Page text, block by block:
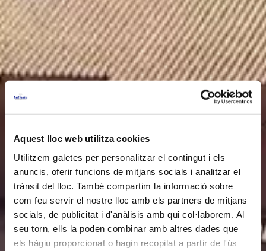
Aquest lloc web utilitza cookies
Utilitzem galetes per personalitzar el contingut i els
anuncis, oferir funcions de mitjans socials i analitzar el
trànsit del lloc. També compartim la informació sobre
com feu servir el nostre lloc amb els partners de mitjans
socials, de publicitat i d'anàlisis amb qui col·laborem. Al
seu torn, ells la poden combinar amb altres dades que
els hàgiu proporcionat o hagin recopilat a partir de l'ús